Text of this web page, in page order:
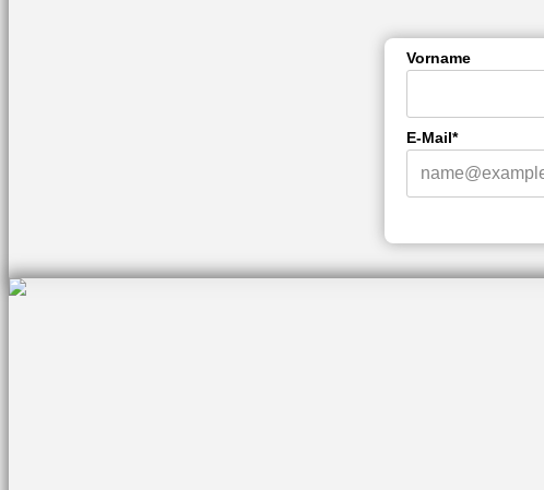
Vorname
E-Mail*